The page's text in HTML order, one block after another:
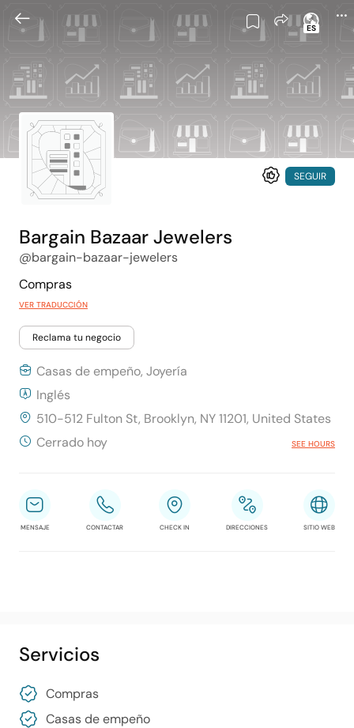
ES
SEGUIR
Bargain Bazaar Jewelers
@bargain-bazaar-jewelers
Compras
VER TRADUCCIÓN
Reclama tu negocio
Casas de empeño, Joyería
Inglés
510-512 Fulton St, Brooklyn, NY 11201, United States
Cerrado hoy
SEE HOURS
MENSAJE CONTACTAR CHECK IN DIRECCIONES SITIO WEB
Servicios
Compras
Casas de empeño